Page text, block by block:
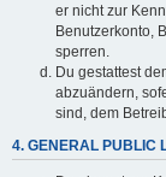
er nicht zur
Benutzerkonto,
sperren.
Du gestattest
abzuändern,
sind, dem
4. GENERAL PUBLIC